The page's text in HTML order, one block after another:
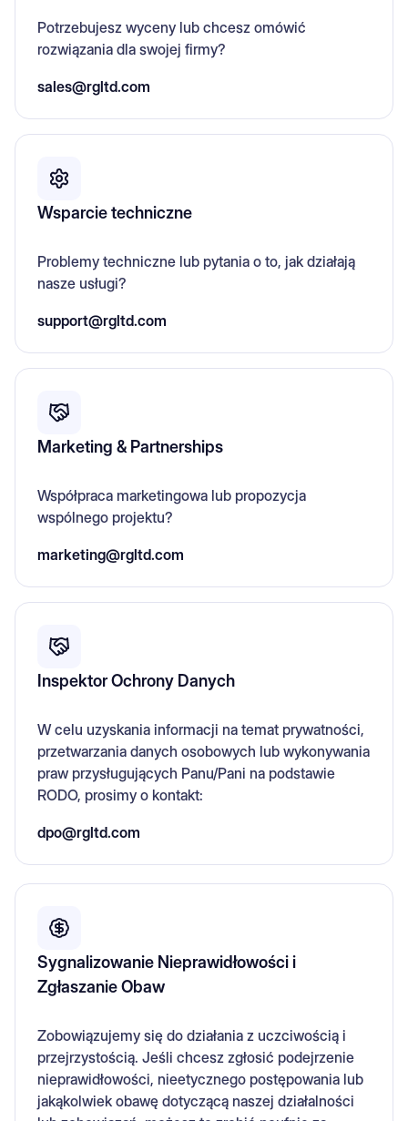
Potrzebujesz wyceny lub chcesz omówić
rozwiązania dla swojej firmy?
sales@rgltd.com
Wsparcie techniczne
Problemy techniczne lub pytania o to, jak działają
nasze usługi?
support@rgltd.com
Marketing & Partnerships
Współpraca marketingowa lub propozycja
wspólnego projektu?
marketing@rgltd.com
Inspektor Ochrony Danych
W celu uzyskania informacji na temat prywatności,
przetwarzania danych osobowych lub wykonywania
praw przysługujących Panu/Pani na podstawie
RODO, prosimy o kontakt:
dpo@rgltd.com
Sygnalizowanie Nieprawidłowości i
Zgłaszanie Obaw
Zobowiązujemy się do działania z uczciwością i
przejrzystością. Jeśli chcesz zgłosić podejrzenie
nieprawidłowości, nieetycznego postępowania lub
jakąkolwiek obawę dotyczącą naszej działalności